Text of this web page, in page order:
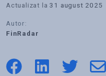
Actualizat la 31 august 2025
Autor:
FinRadar